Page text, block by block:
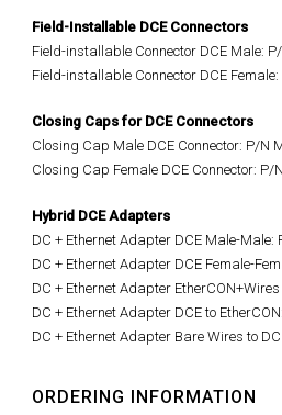
Field-Installable DCE Connectors
Field-installable Connector DCE Male:
Field-installable Connector DCE
Closing Caps for DCE Connectors
Closing Cap Male DCE Connector: P/N
Closing Cap Female DCE Connector: P/
Hybrid DCE Adapters
DC + Ethernet Adapter DCE Male-Male:
DC + Ethernet Adapter DCE Female-
DC + Ethernet Adapter
DC + Ethernet Adapter DCE to
DC + Ethernet Adapter Bare Wires to
ORDERING INFORMATION